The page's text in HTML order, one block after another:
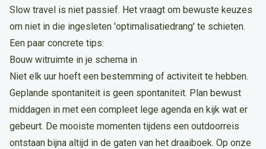
Slow travel is niet passief. Het vraagt om bewuste keuzes
om niet in die ingesleten 'optimalisatiedrang' te schieten.
Een paar concrete tips:
Bouw witruimte in je schema in
Niet elk uur hoeft een bestemming of activiteit te hebben.
Geplande spontaniteit is geen spontaniteit. Plan bewust
middagen in met een compleet lege agenda en kijk wat er
gebeurt. De mooiste momenten tijdens een outdoorreis
ontstaan bijna altijd in de gaten van het draaiboek. Op onze